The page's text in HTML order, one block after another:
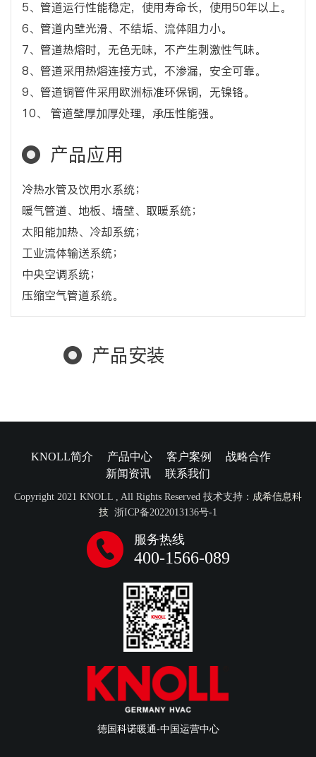
5、管道运行性能稳定，使用寿命长，使用50年以上。
6、管道内壁光滑、不结垢、流体阻力小。
7、管道热熔时，无色无味，不产生刺激性气味。
8、管道采用热熔连接方式，不渗漏，安全可靠。
9、管道铜管件采用欧洲标准环保铜，无镍铬。
10、 管道壁厚加厚处理，承压性能强。
产品应用
冷热水管及饮用水系统；
暖气管道、地板、墙壁、取暖系统；
太阳能加热、冷却系统；
工业流体输送系统；
中央空调系统；
压缩空气管道系统。
产品安装
KNOLL简介 产品中心 客户案例
战略合作
新闻资讯
联系我们
Copyright 2021 KNOLL , All Rights Reserved 技术支持： 成希信息科
技 浙ICP备2022013136号-1
服务热线
400-1566-089
德国科诺暖通-中国运营中心